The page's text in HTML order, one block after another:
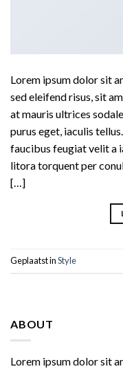
Lorem ipsum dolor sit
sed eleifend risus, sit
at mauris ultrices
purus eget, iaculis
faucibus feugiat velit a
litora torquent per
[…]
Geplaatst inStyle
ABOUT
Lorem ipsum dolor sit